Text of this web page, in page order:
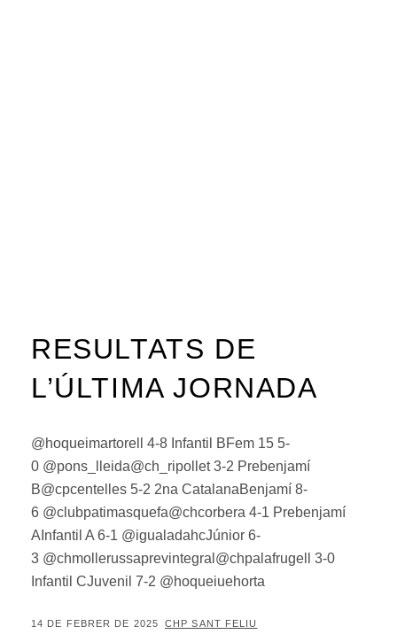
RESULTATS DE
L’ÚLTIMA JORNADA
@hoqueimartorell 4-8 Infantil BFem 15 5-
0 @pons_lleida@ch_ripollet 3-2 Prebenjamí
B@cpcentelles 5-2 2na CatalanaBenjamí 8-
6 @clubpatimasquefa@chcorbera 4-1 Prebenjamí
AInfantil A 6-1 @igualadahcJúnior 6-
3 @chmollerussaprevintegral@chpalafrugell 3-0
Infantil CJuvenil 7-2 @hoqueiuehorta
POSTED
14 DE FEBRER DE 2025 BY
CHP SANT FELIU